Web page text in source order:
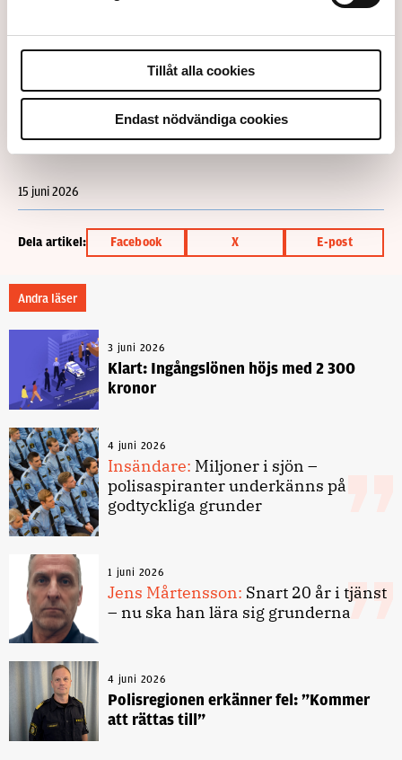
Tillåt alla cookies
Endast nödvändiga cookies
Detta är en debattartikel. Åsikterna är skribentens
egna.
Ämnen i artikeln
ÅSIKTER SIFFERMÅL TILLVÄXT YUP
15 juni 2026
Dela artikel: Facebook X E-post
Andra läser
3 juni 2026
Klart: Ingångslönen höjs med 2 300
kronor
4 juni 2026
Insändare: Miljoner i sjön –
polisaspiranter underkänns på
godtyckliga grunder
1 juni 2026
Jens Mårtensson: Snart 20 år i tjänst
– nu ska han lära sig grunderna
4 juni 2026
Polisregionen erkänner fel: ”Kommer
att rättas till”